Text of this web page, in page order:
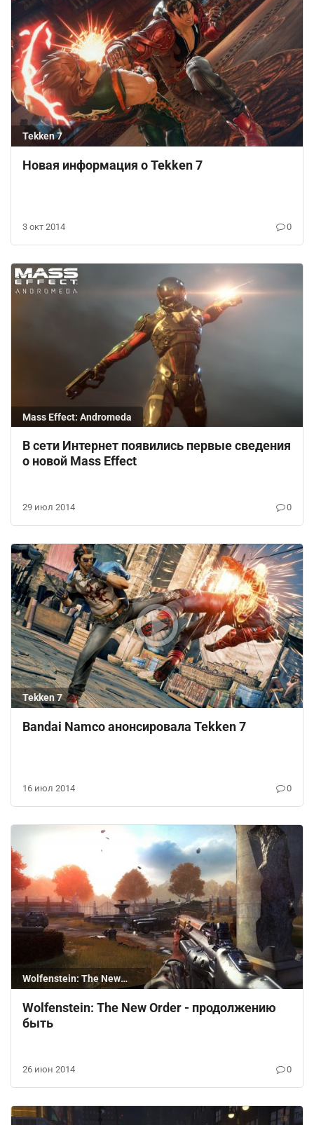
Tekken 7
Новая информация о Tekken 7
3 окт 2014 0
Mass Effect: Andromeda
В сети Интернет появились первые сведения
о новой Mass Effect
29 июл 2014 0
Tekken 7
Bandai Namco анонсировала Tekken 7
16 июл 2014 0
Wolfenstein: The New
Order
Wolfenstein: The New Order - продолжению
быть
26 июн 2014 0